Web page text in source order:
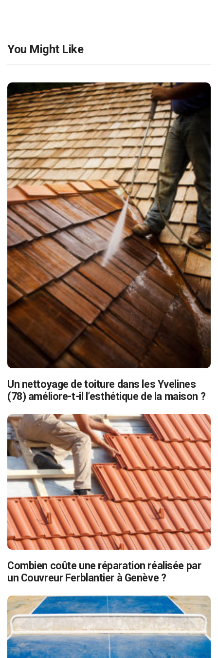
You Might Like
Un nettoyage de toiture dans les Yvelines
(78) améliore-t-il l’esthétique de la maison ?
Combien coûte une réparation réalisée par
un Couvreur Ferblantier à Genève ?